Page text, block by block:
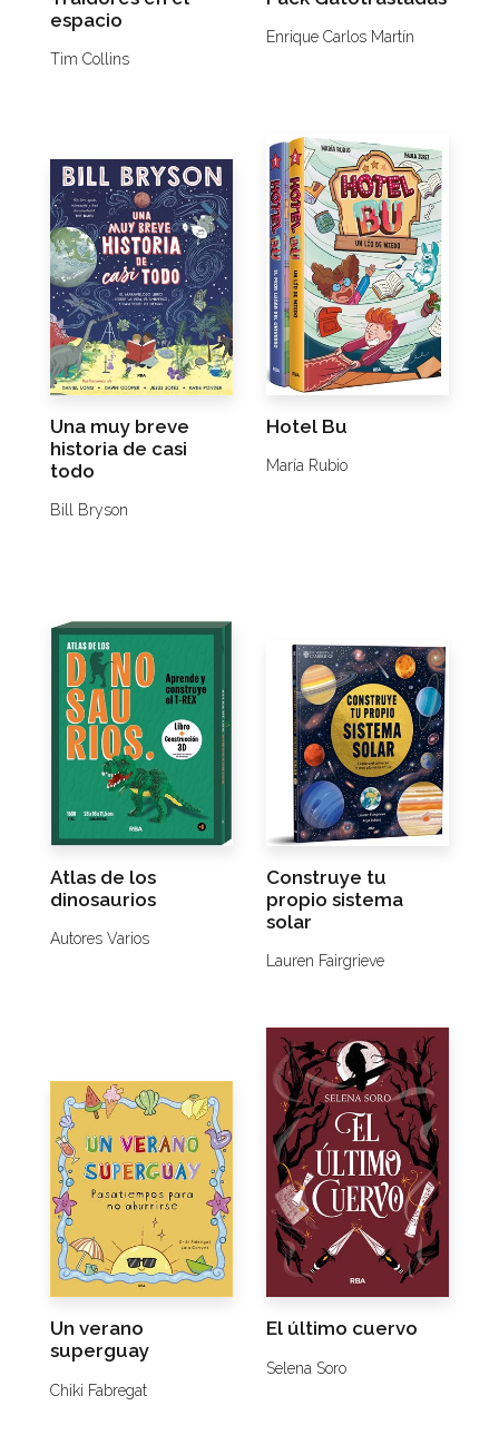
espacio
Tim Collins
Enrique Carlos Martín
Una muy breve
historia de casi
todo
Bill Bryson
Hotel Bu
María Rubio
Atlas de los
dinosaurios
Autores Varios
Construye tu
propio sistema
solar
Lauren Fairgrieve
Un verano
superguay
Chiki Fabregat
El último cuervo
Selena Soro